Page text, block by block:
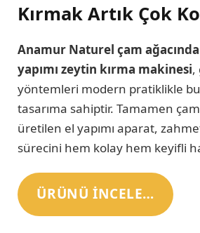
Kırmak Artık Çok
Anamur Naturel çam
yapımı zeytin kırma makinesi,
yöntemleri modern pratiklikle
tasarıma sahiptir. Tamamen
üretilen el yapımı aparat,
sürecini hem kolay hem keyifli
ÜRÜNÜ INCELE…